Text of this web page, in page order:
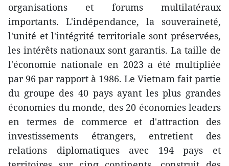
organisations et forums multilatéraux
importants. L'indépendance, la souveraineté,
l'unité et l'intégrité territoriale sont préservées,
les intérêts nationaux sont garantis. La taille de
l'économie nationale en 2023 a été multipliée
par 96 par rapport à 1986. Le Vietnam fait partie
du groupe des 40 pays ayant les plus grandes
économies du monde, des 20 économies leaders
en termes de commerce et d'attraction des
investissements étrangers, entretient des
relations diplomatiques avec 194 pays et